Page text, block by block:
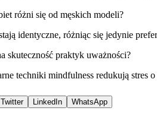
różni się od męskich modeli?
identyczne, różniąc się jedynie
skuteczność praktyk uważności?
techniki mindfulness redukują
Twitter LinkedIn WhatsApp